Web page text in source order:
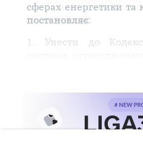
сферах енергетики та
постановляє:
1. Унести до